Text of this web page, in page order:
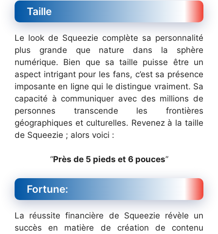
Taille
Le look de Squeezie complète sa personnalité
plus grande que nature dans la sphère
numérique. Bien que sa taille puisse être un
aspect intrigant pour les fans, c’est sa présence
imposante en ligne qui le distingue vraiment. Sa
capacité à communiquer avec des millions de
personnes transcende les frontières
géographiques et culturelles. Revenez à la taille
de Squeezie ; alors voici :
“Près de 5 pieds et 6 pouces”
Fortune:
La réussite financière de Squeezie révèle un
succès en matière de création de contenu